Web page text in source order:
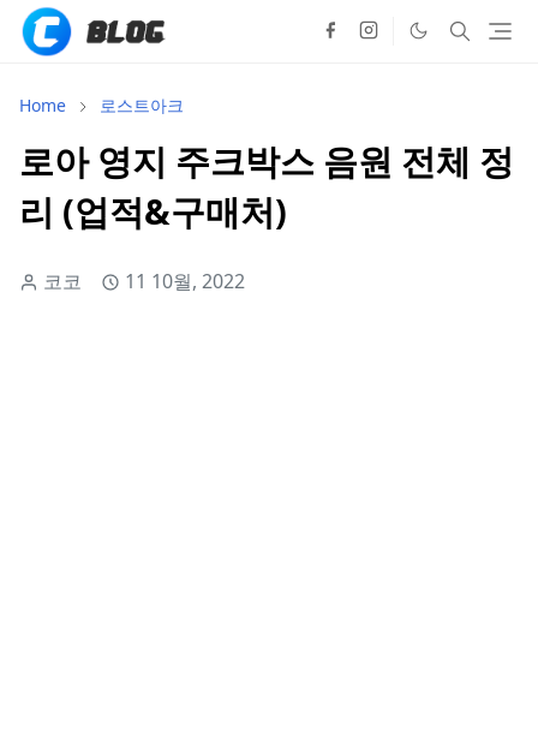
Home 로스트아크
로아 영지 주크박스 음원 전체 정
리 (업적&구매처)
코코 11 10월, 2022